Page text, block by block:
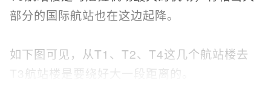
部分的国际航站也在这边起降。
如下图可见，从T1、T2、T4这几个航站楼去
T3航站楼是要绕好大一段距离的。